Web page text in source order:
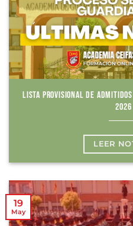
LISTA PROVISIONAL DE
2026
LEER
19
May